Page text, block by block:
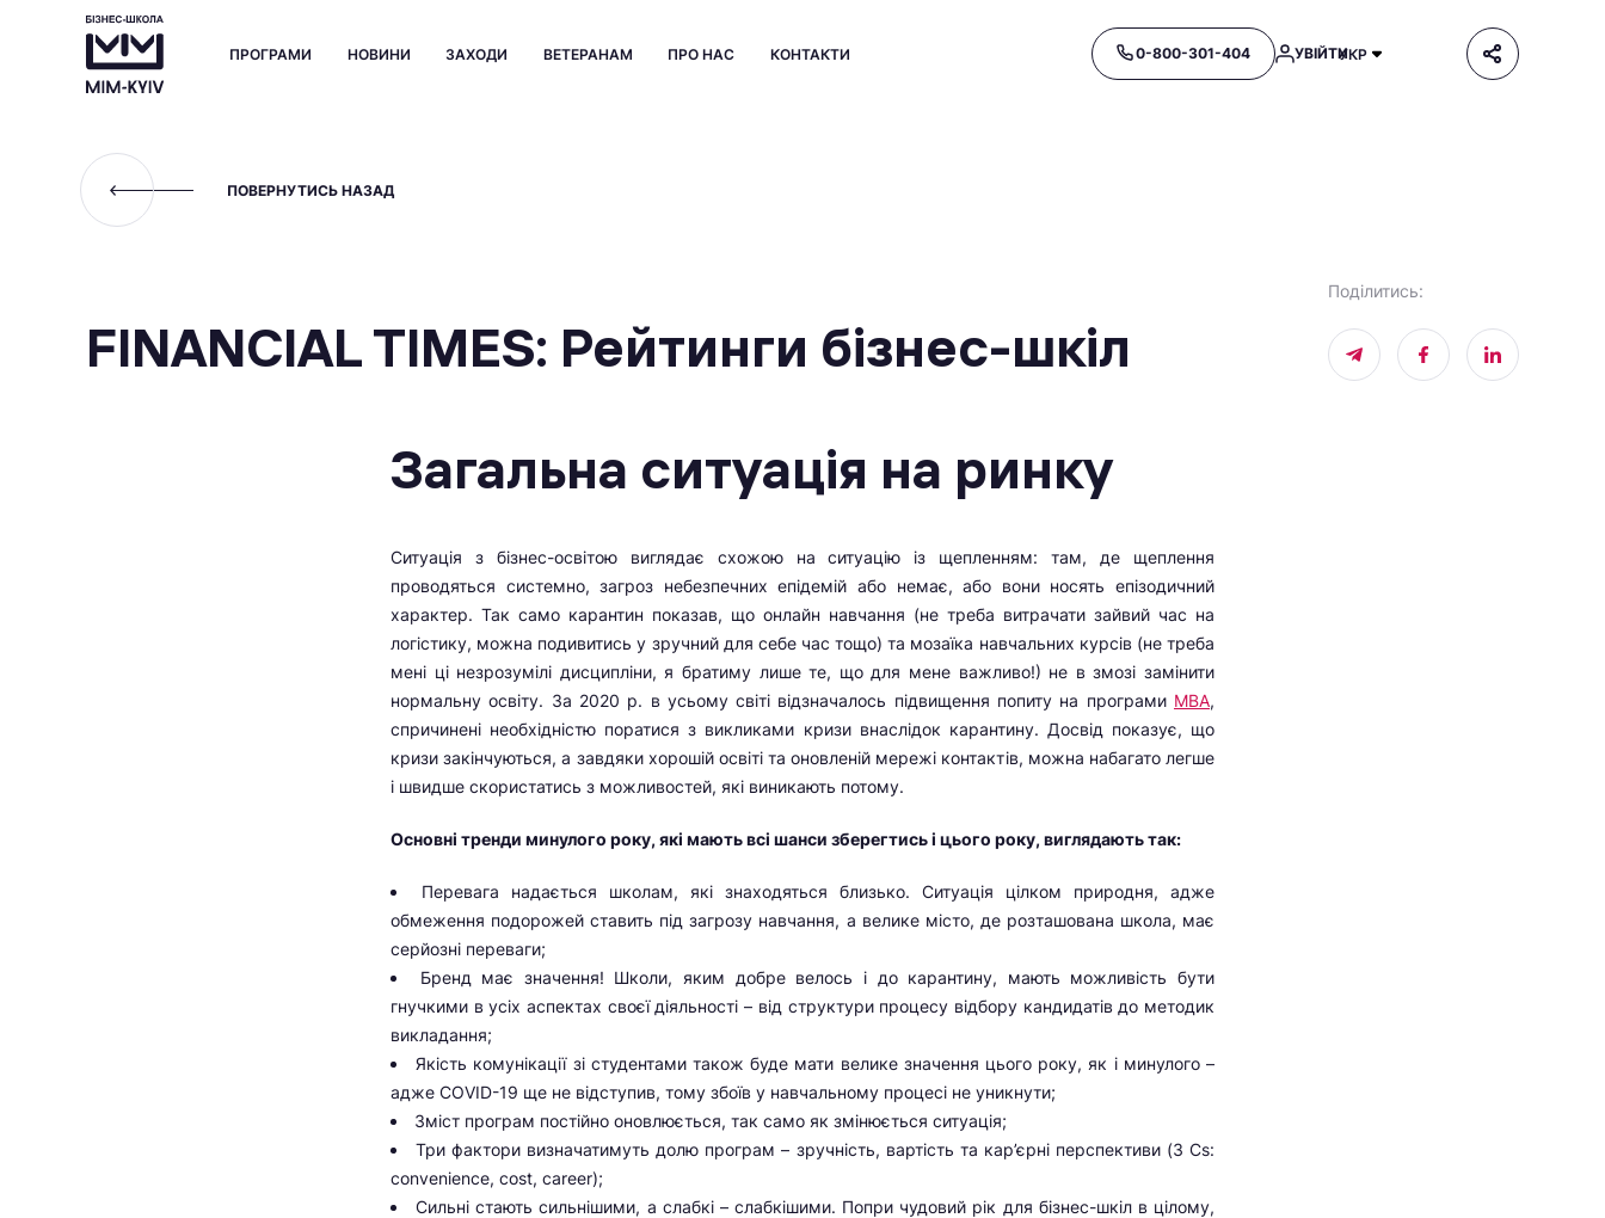
ПРОГРАМИ НОВИНИ ЗАХОДИ ВЕТЕРАНАМ ПРО НАС КОНТАКТИ 0-800-301-404 УВІЙТИУКР
ПОВЕРНУТИСЬ НАЗАД
FINANCIAL TIMES: Рейтинги бізнес-шкіл
Поділитись:
Загальна ситуація на ринку
Ситуація з бізнес-освітою виглядає схожою на ситуацію із щепленням: там, де щеплення
проводяться системно, загроз небезпечних епідемій або немає, або вони носять епізодичний
характер. Так само карантин показав, що онлайн навчання (не треба витрачати зайвий час на
логістику, можна подивитись у зручний для себе час тощо) та мозаїка навчальних курсів (не треба
мені ці незрозумілі дисципліни, я братиму лише те, що для мене важливо!) не в змозі замінити
нормальну освіту. За 2020 р. в усьому світі відзначалось підвищення попиту на програми МВА,
спричинені необхідністю поратися з викликами кризи внаслідок карантину. Досвід показує, що
кризи закінчуються, а завдяки хорошій освіті та оновленій мережі контактів, можна набагато легше
і швидше скористатись з можливостей, які виникають потому.
Основні тренди минулого року, які мають всі шанси зберегтись і цього року, виглядають так:
Перевага надається школам, які знаходяться близько. Ситуація цілком природня, адже
обмеження подорожей ставить під загрозу навчання, а велике місто, де розташована школа, має
серйозні переваги;
Бренд має значення! Школи, яким добре велось і до карантину, мають можливість бути
гнучкими в усіх аспектах своєї діяльності – від структури процесу відбору кандидатів до методик
викладання;
Якість комунікації зі студентами також буде мати велике значення цього року, як і минулого –
адже CОVID-19 ще не відступив, тому збоїв у навчальному процесі не уникнути;
Зміст програм постійно оновлюється, так само як змінюється ситуація;
Три фактори визначатимуть долю програм – зручність, вартість та кар’єрні перспективи (3 Сs:
convenience, cost, career);
Сильні стають сильнішими, а слабкі – слабкішими. Попри чудовий рік для бізнес-шкіл в цілому,